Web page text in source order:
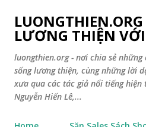
Chuyển đến nội
LƯƠNG THIỆN
luongthien.org - nơi chia sẻ những
sống lương thiện, cùng những lời
xưa qua các tác giả nổi tiếng hiện
Nguyễn Hiến Lê,...